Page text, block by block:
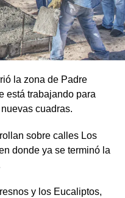
la zona de Padre
está trabajando para
cuadras.
sobre calles Los
donde ya se terminó la
y los Eucaliptos,